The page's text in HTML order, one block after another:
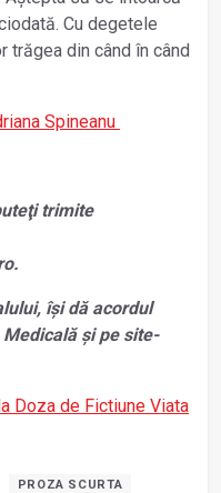
Cu degetele
trăgea din când în când
Spineanu
trimite
își dă acordul
și pe site-
PROZA SCURTA